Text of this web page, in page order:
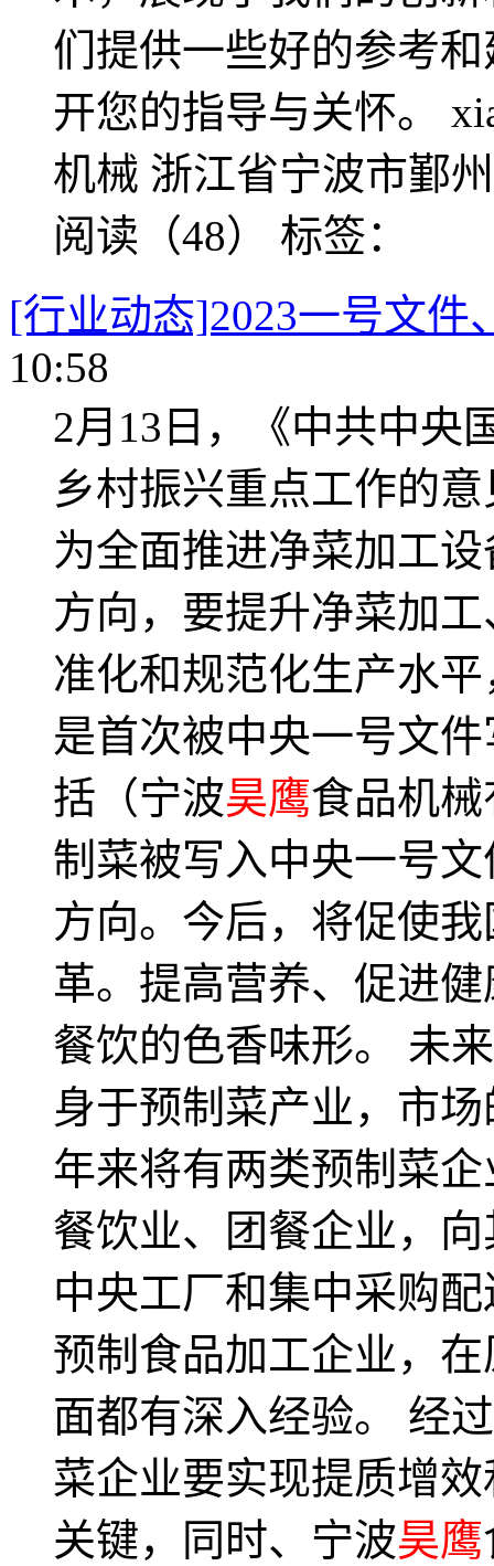
们提供一些好的参考
开您的指导与关怀。
机械 浙江省宁波市鄞
阅读（48） 标签：
[行业动态]2023一号文件
10:58
2月13日，《中共中央
乡村振兴重点工作的
为全面推进净菜加工
方向，要提升净菜加
准化和规范化生产水
是首次被中央一号文
括（宁波昊鹰食品机
制菜被写入中央一号
方向。今后，将促使
革。提高营养、促进
餐饮的色香味形。 未
身于预制菜产业，市
年来将有两类预制菜
餐饮业、团餐企业，
中央工厂和集中采购
预制食品加工企业，
面都有深入经验。 经
菜企业要实现提质增
关键，同时、宁波昊鹰